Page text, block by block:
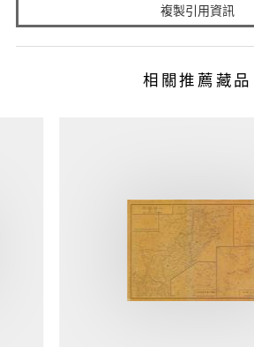
複製引用資訊
相關推薦藏品